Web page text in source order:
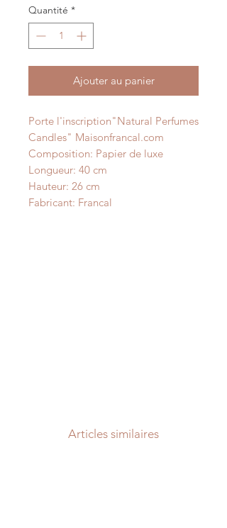
Quantité *
Ajouter au panier
Porte l'inscription"Natural Perfumes
Candles" Maisonfrancal.com
Composition: Papier de luxe
Longueur: 40 cm
Hauteur: 26 cm
Fabricant: Francal
Articles similaires